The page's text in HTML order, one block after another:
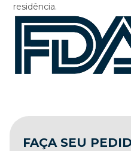
residência.
FAÇA SEU